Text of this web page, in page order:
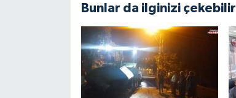
Bunlar da ilginizi çekebilir